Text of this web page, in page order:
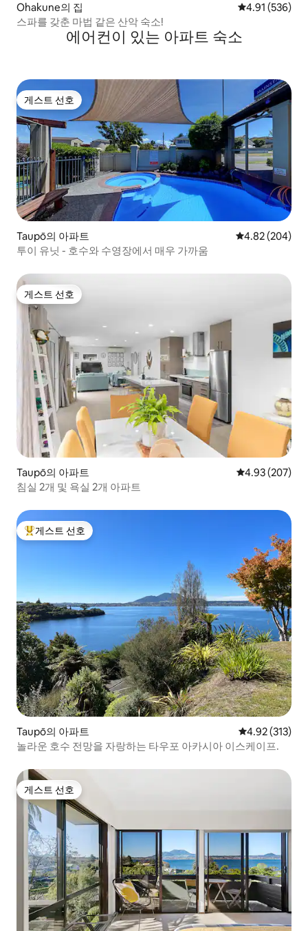
Ohakune의 집 평점 4.91점(5
4.91 (536)
스파를 갖춘 마법 같은 산악 숙소!
에어컨이 있는 아파트 숙소
게스트 선호
게스트 선호
Taupō의 아파트 평점 4.82점(5
4.82 (204)
투이 유닛 - 호수와 수영장에서 매우 가까움
게스트 선호
게스트 선호
Taupō의 아파트 평점 4.93점(5
4.93 (207)
침실 2개 및 욕실 2개 아파트
상위 게스트 선호
게스트 선호
Taupō의 아파트 평점 4.92점(5
4.92 (313)
놀라운 호수 전망을 자랑하는 타우포 아카시아 이스케이프.
게스트 선호
게스트 선호